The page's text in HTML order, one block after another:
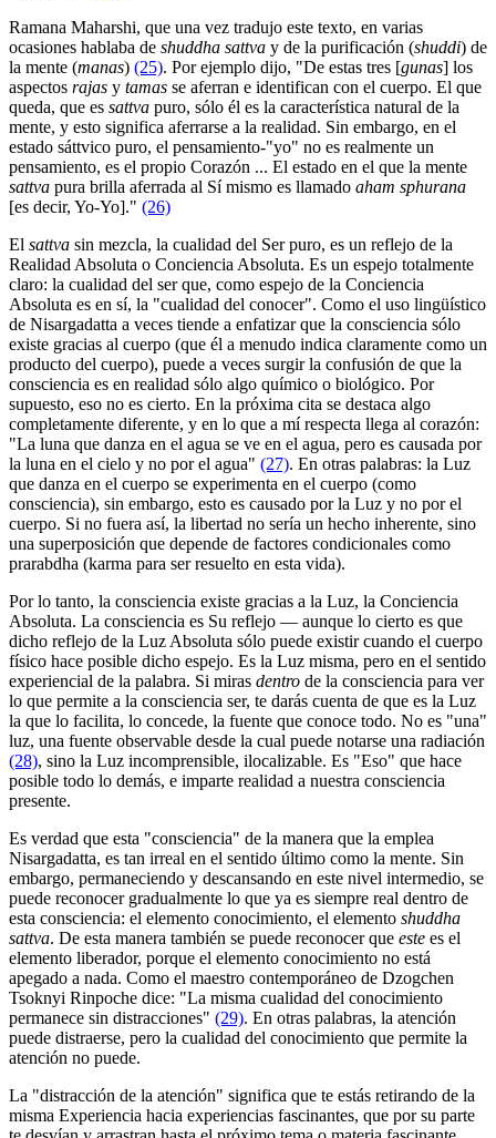
Ramana Maharshi, que una vez tradujo este texto, en varias
ocasiones hablaba de shuddha sattva y de la purificación (shuddi) de
la mente (manas) (25). Por ejemplo dijo, "De estas tres [gunas] los
aspectos rajas y tamas se aferran e identifican con el cuerpo. El que
queda, que es sattva puro, sólo él es la característica natural de la
mente, y esto significa aferrarse a la realidad. Sin embargo, en el
estado sáttvico puro, el pensamiento-"yo" no es realmente un
pensamiento, es el propio Corazón ... El estado en el que la mente
sattva pura brilla aferrada al Sí mismo es llamado aham sphurana
[es decir, Yo-Yo]." (26)
El sattva sin mezcla, la cualidad del Ser puro, es un reflejo de la
Realidad Absoluta o Conciencia Absoluta. Es un espejo totalmente
claro: la cualidad del ser que, como espejo de la Conciencia
Absoluta es en sí, la "cualidad del conocer". Como el uso lingüístico
de Nisargadatta a veces tiende a enfatizar que la consciencia sólo
existe gracias al cuerpo (que él a menudo indica claramente como un
producto del cuerpo), puede a veces surgir la confusión de que la
consciencia es en realidad sólo algo químico o biológico. Por
supuesto, eso no es cierto. En la próxima cita se destaca algo
completamente diferente, y en lo que a mí respecta llega al corazón:
"La luna que danza en el agua se ve en el agua, pero es causada por
la luna en el cielo y no por el agua" (27). En otras palabras: la Luz
que danza en el cuerpo se experimenta en el cuerpo (como
consciencia), sin embargo, esto es causado por la Luz y no por el
cuerpo. Si no fuera así, la libertad no sería un hecho inherente, sino
una superposición que depende de factores condicionales como
prarabdha (karma para ser resuelto en esta vida).
Por lo tanto, la consciencia existe gracias a la Luz, la Conciencia
Absoluta. La consciencia es Su reflejo ― aunque lo cierto es que
dicho reflejo de la Luz Absoluta sólo puede existir cuando el cuerpo
físico hace posible dicho espejo. Es la Luz misma, pero en el sentido
experiencial de la palabra. Si miras dentro de la consciencia para ver
lo que permite a la consciencia ser, te darás cuenta de que es la Luz
la que lo facilita, lo concede, la fuente que conoce todo. No es "una"
luz, una fuente observable desde la cual puede notarse una radiación
(28), sino la Luz incomprensible, ilocalizable. Es "Eso" que hace
posible todo lo demás, e imparte realidad a nuestra consciencia
presente.
Es verdad que esta "consciencia" de la manera que la emplea
Nisargadatta, es tan irreal en el sentido último como la mente. Sin
embargo, permaneciendo y descansando en este nivel intermedio, se
puede reconocer gradualmente lo que ya es siempre real dentro de
esta consciencia: el elemento conocimiento, el elemento shuddha
sattva. De esta manera también se puede reconocer que este es el
elemento liberador, porque el elemento conocimiento no está
apegado a nada. Como el maestro contemporáneo de Dzogchen
Tsoknyi Rinpoche dice: "La misma cualidad del conocimiento
permanece sin distracciones" (29). En otras palabras, la atención
puede distraerse, pero la cualidad del conocimiento que permite la
atención no puede.
La "distracción de la atención" significa que te estás retirando de la
misma Experiencia hacia experiencias fascinantes, que por su parte